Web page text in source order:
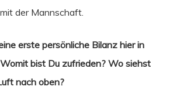
der Mannschaft.
erste persönliche Bilanz hier in
bist Du zufrieden? Wo siehst
nach oben?